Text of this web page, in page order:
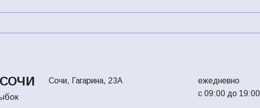
Сочи, Гагарина, 23А
ежедневно
с 09:00 до 19:00